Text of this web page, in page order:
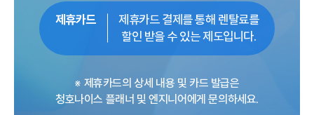
제휴카드
제휴카드 결제를 통해 렌탈료를
할인 받을 수 있는 제도입니다.
※ 제휴카드의 상세 내용 및 카드 발급은
청호나이스 플래너 및 엔지니어에게 문의하세요.